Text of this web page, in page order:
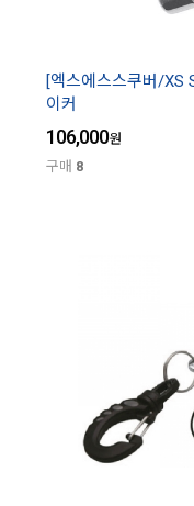
[엑스에스스쿠버/XS
이커
106,000원
구매 8